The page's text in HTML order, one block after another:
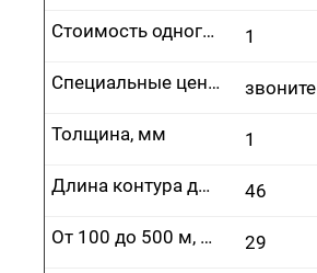
1
Стоимость одного врезания, руб.
звоните
Специальные цены
1
Толщина, мм
46
Длина контура до 100 м, руб.
29
От 100 до 500 м, руб.